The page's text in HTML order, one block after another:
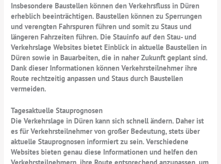
Insbesondere Baustellen können den Verkehrsfluss in Düren
erheblich beeinträchtigen. Baustellen können zu Sperrungen
und verengten Fahrspuren führen und somit zu Staus und
längeren Fahrzeiten führen. Die Stauinfo auf den Stau- und
Verkehrslage Websites bietet Einblick in aktuelle Baustellen in
Düren sowie in Bauarbeiten, die in naher Zukunft geplant sind.
Dank dieser Informationen können Verkehrsteilnehmer ihre
Route rechtzeitig anpassen und Staus durch Baustellen
vermeiden.
Tagesaktuelle Stauprognosen
Die Verkehrslage in Düren kann sich schnell ändern. Daher ist
es für Verkehrsteilnehmer von großer Bedeutung, stets über
aktuelle Stauprognosen informiert zu sein. Verschiedene
Websites bieten genau diese Informationen und helfen den